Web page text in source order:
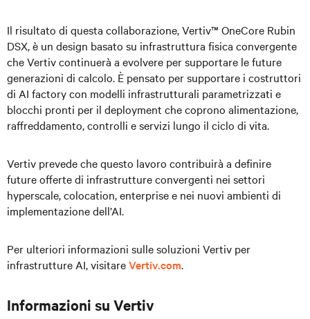
Il risultato di questa collaborazione, Vertiv™ OneCore Rubin
DSX, è un design basato su infrastruttura fisica convergente
che Vertiv continuerà a evolvere per supportare le future
generazioni di calcolo. È pensato per supportare i costruttori
di AI factory con modelli infrastrutturali parametrizzati e
blocchi pronti per il deployment che coprono alimentazione,
raffreddamento, controlli e servizi lungo il ciclo di vita.
Vertiv prevede che questo lavoro contribuirà a definire
future offerte di infrastrutture convergenti nei settori
hyperscale, colocation, enterprise e nei nuovi ambienti di
implementazione dell’AI.
Per ulteriori informazioni sulle soluzioni Vertiv per
infrastrutture AI, visitareVertiv.com.
Informazioni su Vertiv